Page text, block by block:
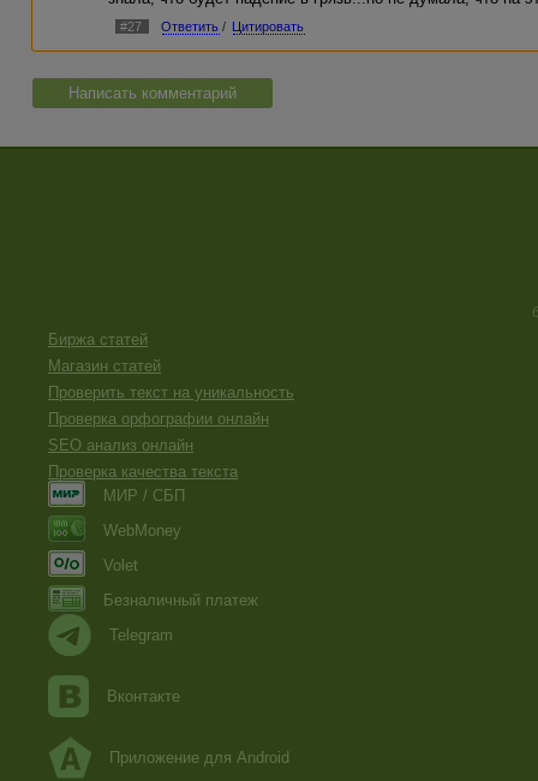
#27 Ответить / Цитировать
Написать комментарий
Биржа статей
Магазин статей
Проверить текст на уникальность
Проверка орфографии онлайн
SEO анализ онлайн
Проверка качества текста
МИР / СБП
WebMoney
Volet
Безналичный платеж
Telegram
Вконтакте
Приложение для Android